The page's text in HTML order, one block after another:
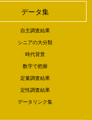
データ集
自主調査結果
シニアの大分類
時代背景
数字で把握
定量調査結果
定性調査結果
データリンク集